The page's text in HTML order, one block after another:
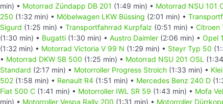
min) • Motorrad Zündapp DB 201 (1:49 min) • Motorrad NSU 101
250 (1:32 min) • Möbelwagen LKW Büssing (2:01 min) •
Sigurd (1:25 min) • Transportfahrrad Kurpfalz (0:51 min) • Citroen
(1:30 min) • Bugatti (1:30 min) • Austro Daimler (2:06 min) • Opel
(1:32 min) • Motorrad Victoria V 99 N (1:29 min) • Steyr Typ 50
• Motorrad DKW SB 500 (1:25 min) • Motorrad NSU 201 OSL
Standard (2:17 min) • Motorroller Progress Strolch (1:33 min) •
502 (1:58 min) • Renault R4 (1:51 min) • Mercedes Benz 240 D
Fiat 500 C (1:41 min) • Motorroller IWL SR 59 (1:43 min) • Mofa
min) • Motorroller Vespa Rally 200 (1:31 min) • Motorroller